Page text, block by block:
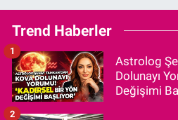
Trend Haberler
Astrolog
Dolunayı
Değişimi
1
2